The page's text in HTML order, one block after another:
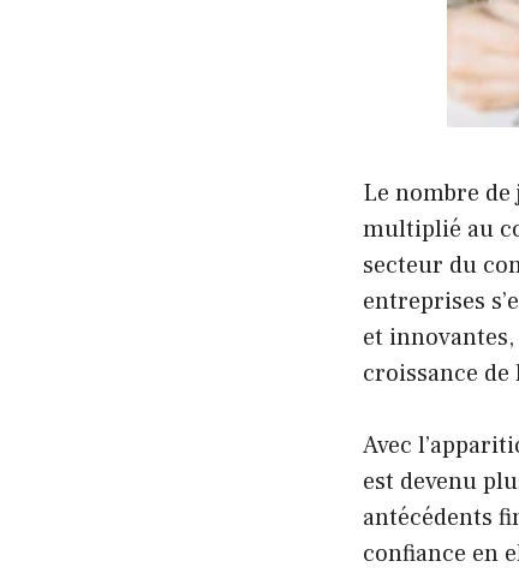
Le nombre de
multiplié au
secteur du
entreprises
et
croissance de
Avec
est devenu
antécédents
confiance en